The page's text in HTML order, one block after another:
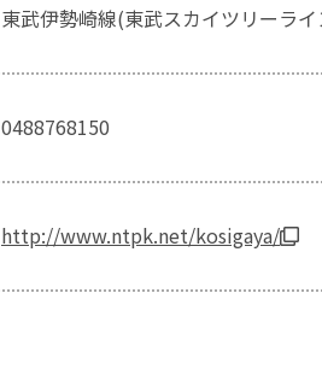
東武伊勢崎線(東武スカイツリーラ
0488768150
http://www.ntpk.net/kosigaya/